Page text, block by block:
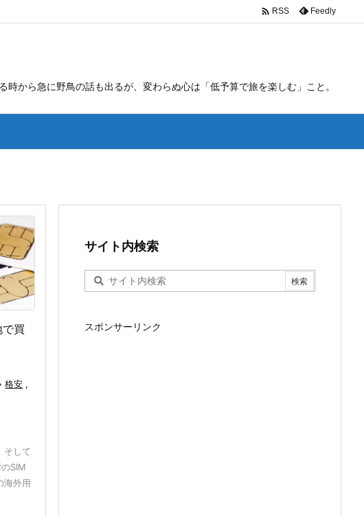
から急に野鳥の話も出るが、変わらぬ心は「低予算で旅を楽しむ」こと。
 RSS Feedly
買
格安 ,
そして
SIM
海外用
サイト内検索
スポンサーリンク